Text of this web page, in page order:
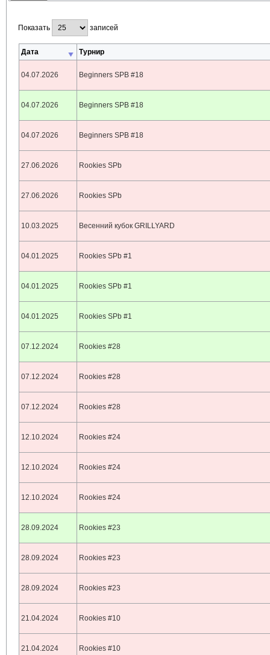
Показать записей
Дата Турнир
04.07.2026 Beginners SPB #18
04.07.2026 Beginners SPB #18
04.07.2026 Beginners SPB #18
27.06.2026 Rookies SPb
27.06.2026 Rookies SPb
10.03.2025 Весенний кубок GRILLYARD
04.01.2025 Rookies SPb #1
04.01.2025 Rookies SPb #1
04.01.2025 Rookies SPb #1
07.12.2024 Rookies #28
07.12.2024 Rookies #28
07.12.2024 Rookies #28
12.10.2024 Rookies #24
12.10.2024 Rookies #24
12.10.2024 Rookies #24
28.09.2024 Rookies #23
28.09.2024 Rookies #23
28.09.2024 Rookies #23
21.04.2024 Rookies #10
21.04.2024 Rookies #10